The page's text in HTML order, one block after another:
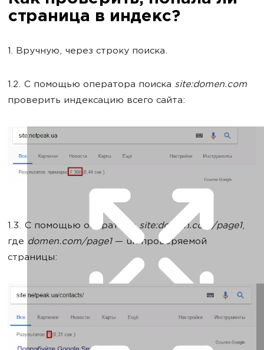
страница в индекс?
1. Вручную, через строку поиска.
1.2. С помощью оператора поиска site:domen.com
проверить индексацию всего сайта:
1.3. С помощью оператораsite:domen.com/page1,
где domen.com/page1— url проверяемой
страницы: